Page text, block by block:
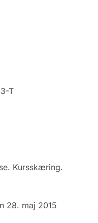
T
Kursskæring.
28. maj 2015